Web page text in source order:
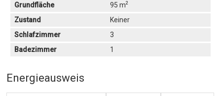
Grundfläche
95 m2
Zustand
Keiner
Schlafzimmer
3
Badezimmer
1
Energieausweis